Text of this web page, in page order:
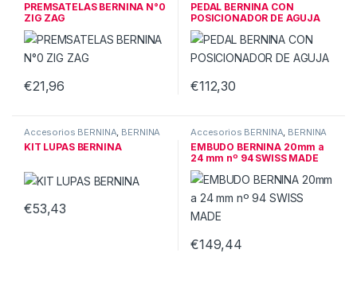
PREMSATELAS BERNINA N°0
ZIG ZAG
€21,96
PEDAL BERNINA CON
POSICIONADOR DE AGUJA
€112,30
Accesorios BERNINA, BERNINA
KIT LUPAS BERNINA
€53,43
Accesorios BERNINA, BERNINA
EMBUDO BERNINA 20mm a
24 mm nº 94 SWISS MADE
€149,44